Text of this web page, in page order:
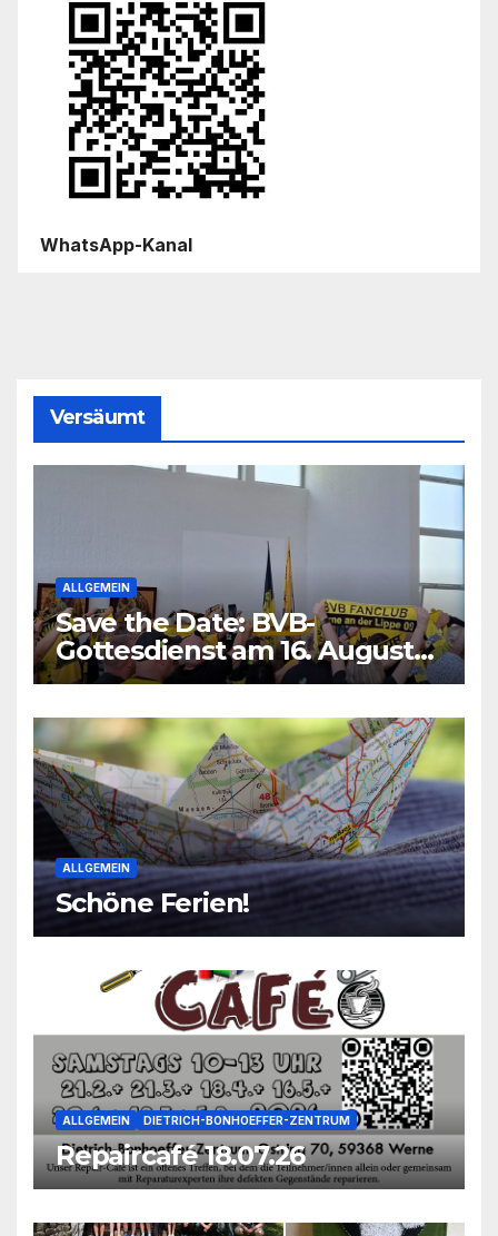
WhatsApp-Kanal
Versäumt
ALLGEMEIN
Save the Date: BVB-
Gottesdienst am 16. August
2026
ALLGEMEIN
Schöne Ferien!
ALLGEMEIN DIETRICH-BONHOEFFER-ZENTRUM
Repaircafé 18.07.26